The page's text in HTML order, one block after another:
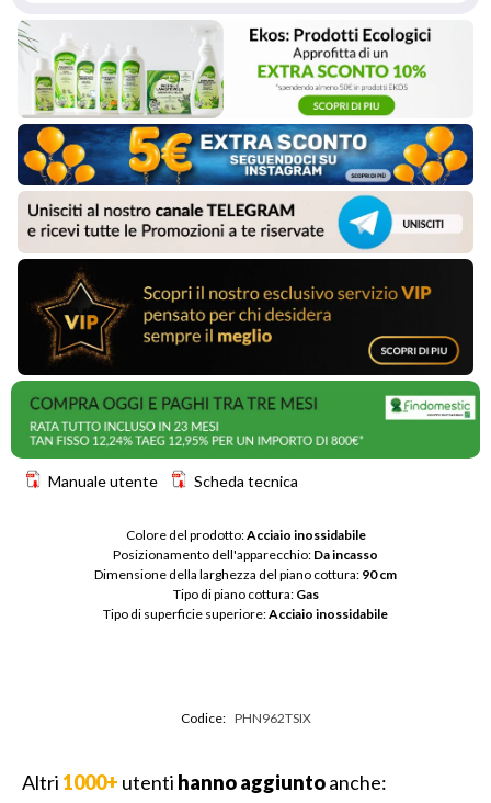
Manuale utente Scheda tecnica
Colore del prodotto: Acciaio inossidabile
Posizionamento dell'apparecchio: Da incasso
Dimensione della larghezza del piano cottura: 90 cm
Tipo di piano cottura: Gas
Tipo di superficie superiore: Acciaio inossidabile
Codice: PHN962TSIX
Altri 1000+ utenti hanno aggiuntoanche: